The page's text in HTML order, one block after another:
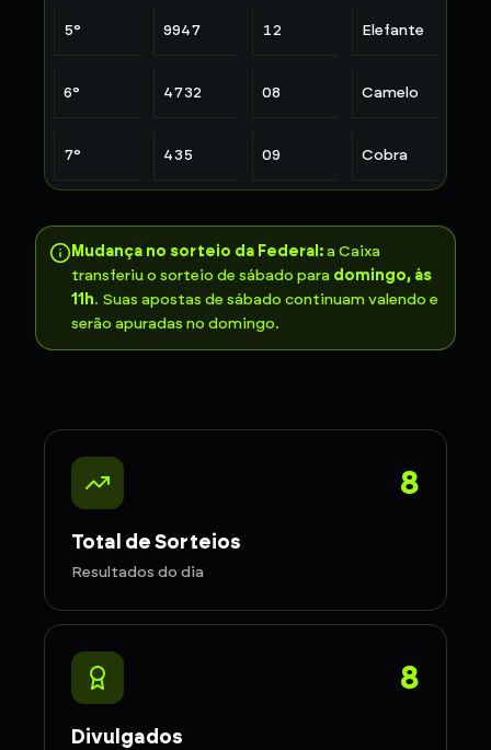
5° 9947 12 Elefante
6° 4732 08 Camelo
7° 435 09 Cobra
Mudança no sorteio da Federal:a Caixa
transferiu o sorteio de sábado para domingo, às
11h. Suas apostas de sábado continuam valendo e
serão apuradas no domingo.
8
Total de Sorteios
Resultados do dia
8
Divulgados